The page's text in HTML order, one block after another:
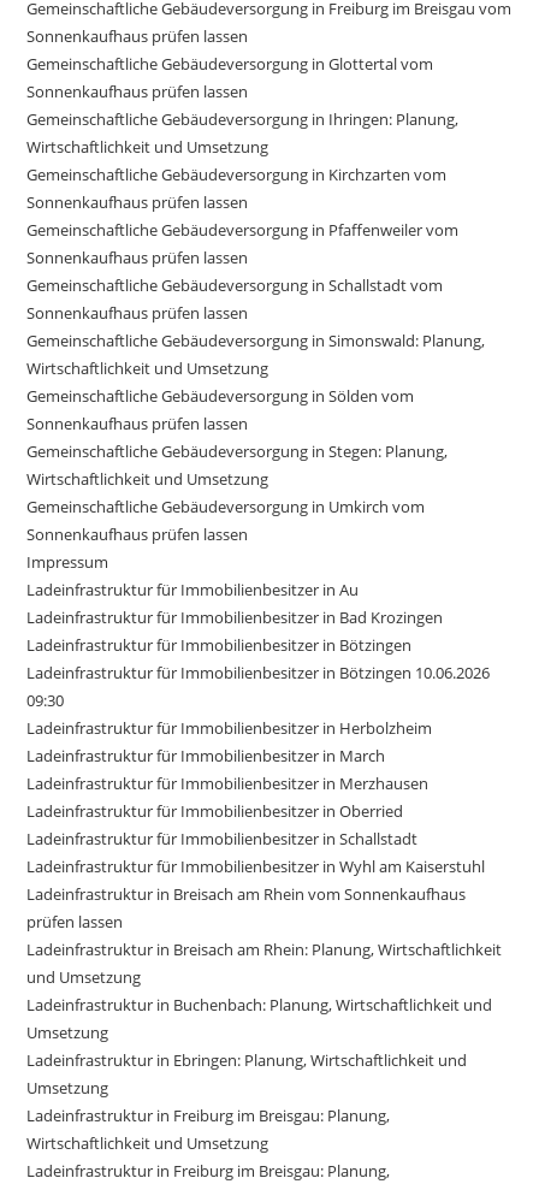
Gemeinschaftliche Gebäudeversorgung in Freiburg im Breisgau vom
Sonnenkaufhaus prüfen lassen
Gemeinschaftliche Gebäudeversorgung in Glottertal vom
Sonnenkaufhaus prüfen lassen
Gemeinschaftliche Gebäudeversorgung in Ihringen: Planung,
Wirtschaftlichkeit und Umsetzung
Gemeinschaftliche Gebäudeversorgung in Kirchzarten vom
Sonnenkaufhaus prüfen lassen
Gemeinschaftliche Gebäudeversorgung in Pfaffenweiler vom
Sonnenkaufhaus prüfen lassen
Gemeinschaftliche Gebäudeversorgung in Schallstadt vom
Sonnenkaufhaus prüfen lassen
Gemeinschaftliche Gebäudeversorgung in Simonswald: Planung,
Wirtschaftlichkeit und Umsetzung
Gemeinschaftliche Gebäudeversorgung in Sölden vom
Sonnenkaufhaus prüfen lassen
Gemeinschaftliche Gebäudeversorgung in Stegen: Planung,
Wirtschaftlichkeit und Umsetzung
Gemeinschaftliche Gebäudeversorgung in Umkirch vom
Sonnenkaufhaus prüfen lassen
Impressum
Ladeinfrastruktur für Immobilienbesitzer in Au
Ladeinfrastruktur für Immobilienbesitzer in Bad Krozingen
Ladeinfrastruktur für Immobilienbesitzer in Bötzingen
Ladeinfrastruktur für Immobilienbesitzer in Bötzingen 10.06.2026
09:30
Ladeinfrastruktur für Immobilienbesitzer in Herbolzheim
Ladeinfrastruktur für Immobilienbesitzer in March
Ladeinfrastruktur für Immobilienbesitzer in Merzhausen
Ladeinfrastruktur für Immobilienbesitzer in Oberried
Ladeinfrastruktur für Immobilienbesitzer in Schallstadt
Ladeinfrastruktur für Immobilienbesitzer in Wyhl am Kaiserstuhl
Ladeinfrastruktur in Breisach am Rhein vom Sonnenkaufhaus
prüfen lassen
Ladeinfrastruktur in Breisach am Rhein: Planung, Wirtschaftlichkeit
und Umsetzung
Ladeinfrastruktur in Buchenbach: Planung, Wirtschaftlichkeit und
Umsetzung
Ladeinfrastruktur in Ebringen: Planung, Wirtschaftlichkeit und
Umsetzung
Ladeinfrastruktur in Freiburg im Breisgau: Planung,
Wirtschaftlichkeit und Umsetzung
Ladeinfrastruktur in Freiburg im Breisgau: Planung,